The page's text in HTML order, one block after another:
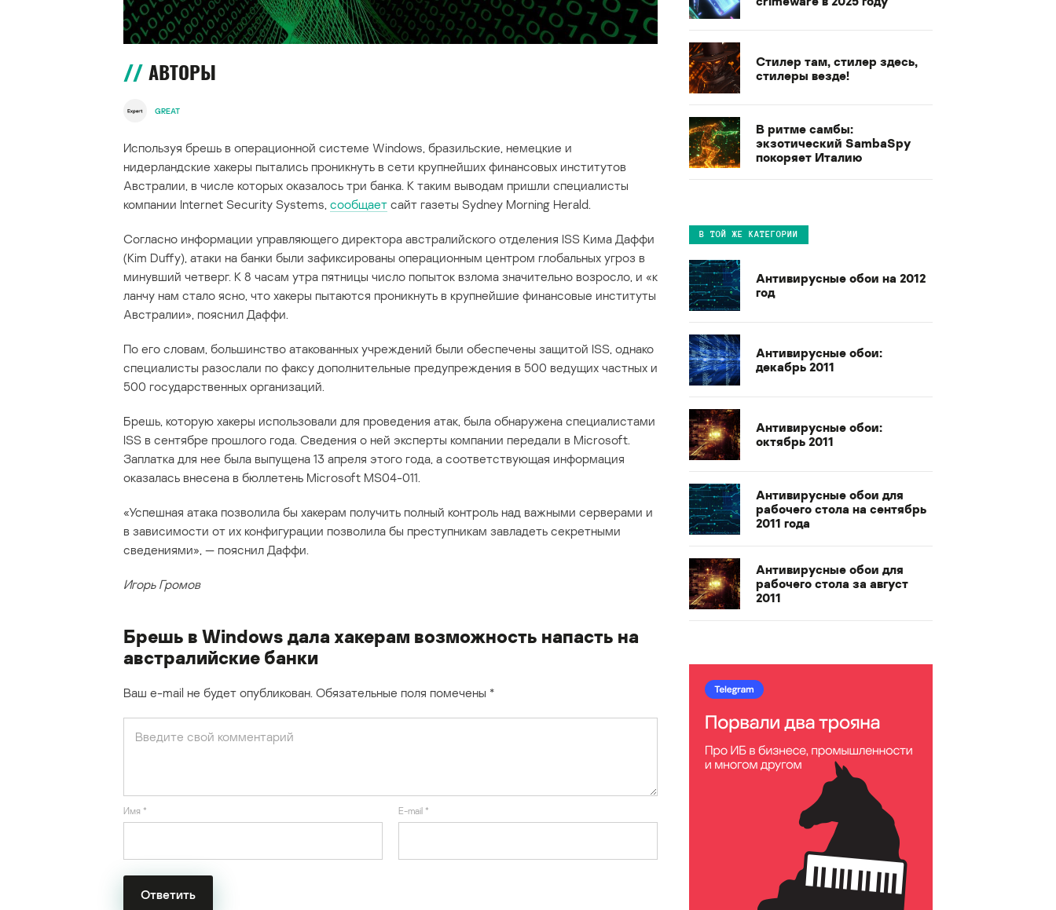
АВТОРЫ
GREAT
Используя брешь в операционной системе Windows, бразильские, немецкие и
нидерландские хакеры пытались проникнуть в сети крупнейших финансовых институтов
Австралии, в числе которых оказалось три банка. К таким выводам пришли специалисты
компании Internet Security Systems, сообщает сайт газеты Sydney Morning Herald.
Согласно информации управляющего директора австралийского отделения ISS Кима Даффи
(Kim Duffy), атаки на банки были зафиксированы операционным центром глобальных угроз в
минувший четверг. К 8 часам утра пятницы число попыток взлома значительно возросло, и «к
ланчу нам стало ясно, что хакеры пытаются проникнуть в крупнейшие финансовые институты
Австралии», пояснил Даффи.
По его словам, большинство атакованных учреждений были обеспечены защитой ISS, однако
специалисты разослали по факсу дополнительные предупреждения в 500 ведущих частных и
500 государственных организаций.
Брешь, которую хакеры использовали для проведения атак, была обнаружена специалистами
ISS в сентябре прошлого года. Сведения о ней эксперты компании передали в Microsoft.
Заплатка для нее была выпущена 13 апреля этого года, а соответствующая информация
оказалась внесена в бюллетень Microsoft MS04-011.
«Успешная атака позволила бы хакерам получить полный контроль над важными серверами и
в зависимости от их конфигурации позволила бы преступникам завладеть секретными
сведениями», — пояснил Даффи.
Игорь Громов
Брешь в Windows дала хакерам возможность напасть на
австралийские банки
Ваш e-mail не будет опубликован. Обязательные поля помечены *
Имя * E-mail *
Стилер там, стилер здесь,
стилеры везде!
В ритме самбы:
экзотический SambaSpy
покоряет Италию
В ТОЙ ЖЕ КАТЕГОРИИ
Антивирусные обои на 2012
год
Антивирусные обои:
декабрь 2011
Антивирусные обои:
октябрь 2011
Антивирусные обои для
рабочего стола на сентябрь
2011 года
Антивирусные обои для
рабочего стола за август
2011